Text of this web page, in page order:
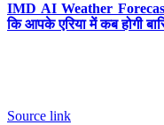
IMD AI Weather
कि आपके एरिया में कब होगी
Source link